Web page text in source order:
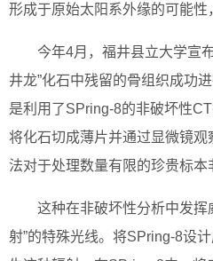
形成于原始太阳系外缘的可能性
今年4月，福井县立大学宣
井龙”化石中残留的骨组织成功
是利用了SPring-8的非破坏性
将化石切成薄片并通过显微镜
法对于处理数量有限的珍贵标本
这种在非破坏性分析中发挥
射”的特殊光线。将SPring-8设